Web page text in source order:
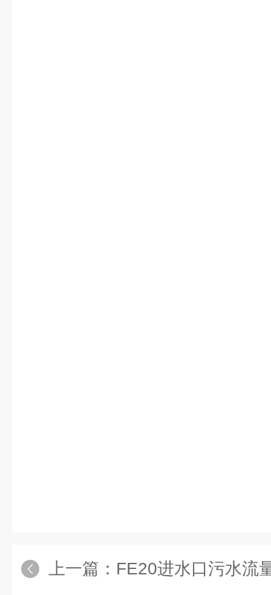
上一篇： FE20进水口污水流